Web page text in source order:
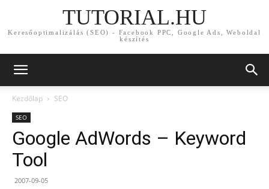
TUTORIAL.HU
Keresőoptimalizálás (SEO) - Facebook PPC, Google Ads, Weboldal
készítés
Kezdőlap SEO
SEO
Google AdWords – Keyword
Tool
2007-09-05